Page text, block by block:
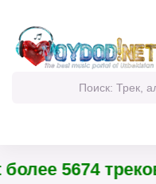
5674 треков